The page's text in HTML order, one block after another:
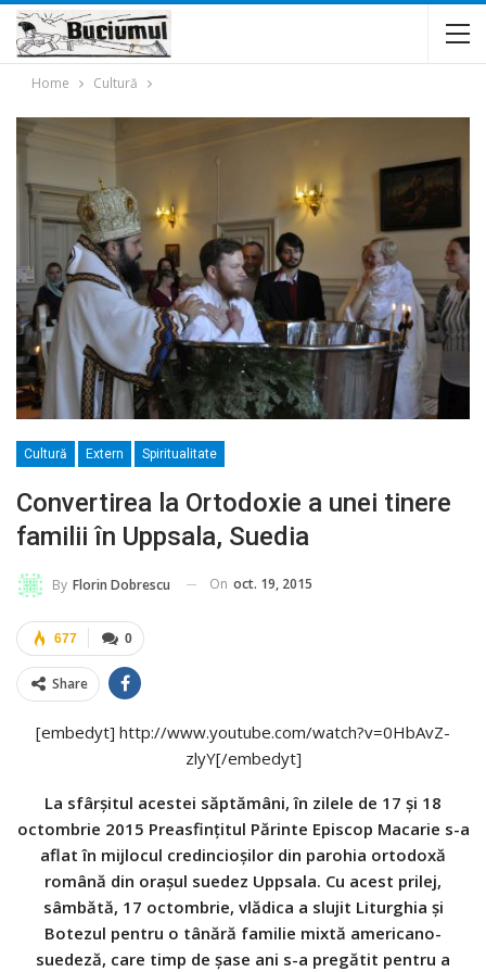
Home Cultură
Cultură Extern Spiritualitate
Convertirea la Ortodoxie a unei tinere
familii în Uppsala, Suedia
By Florin Dobrescu On oct. 19, 2015
0
677
Share
[embedyt] http://www.youtube.com/watch?v=0HbAvZ-
zlyY[/embedyt]
La sfârșitul acestei săptămâni, în zilele de 17 și 18
octombrie 2015 Preasfințitul Părinte Episcop Macarie s-a
aflat în mijlocul credincioșilor din parohia ortodoxă
română din orașul suedez Uppsala. Cu acest prilej,
sâmbătă, 17 octombrie, vlădica a slujit Liturghia și
Botezul pentru o tânără familie mixtă americano-
suedeză, care timp de șase ani s-a pregătit pentru a